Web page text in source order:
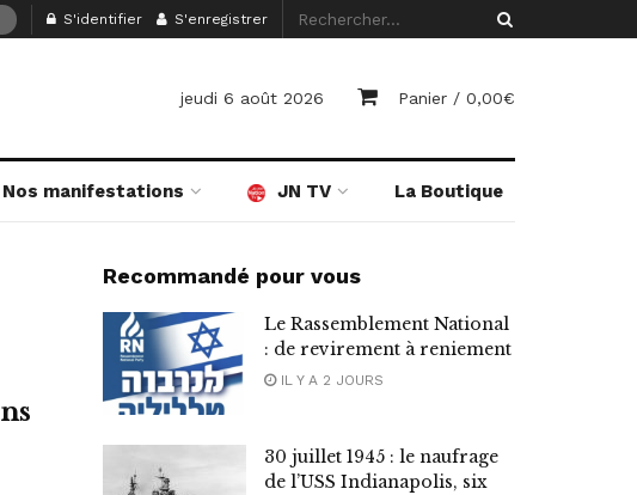
S'identifier S'enregistrer
jeudi 6 août 2026 Panier / 0,00€
Nos manifestations JN TV La Boutique
Recommandé pour vous
Le Rassemblement National
: de revirement à reniement
IL Y A 2 JOURS
30 juillet 1945 : le naufrage
de l’USS Indianapolis, six